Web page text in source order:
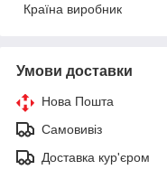
Країна виробник
Умови доставки
Нова Пошта
Самовивіз
Доставка кур'єром